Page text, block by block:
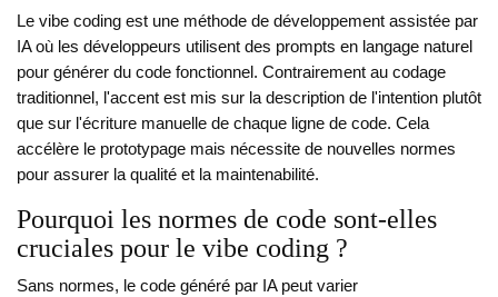
Le vibe coding est une méthode de développement assistée par
IA où les développeurs utilisent des prompts en langage naturel
pour générer du code fonctionnel. Contrairement au codage
traditionnel, l'accent est mis sur la description de l'intention plutôt
que sur l'écriture manuelle de chaque ligne de code. Cela
accélère le prototypage mais nécessite de nouvelles normes
pour assurer la qualité et la maintenabilité.
Pourquoi les normes de code sont-elles
cruciales pour le vibe coding ?
Sans normes, le code généré par IA peut varier